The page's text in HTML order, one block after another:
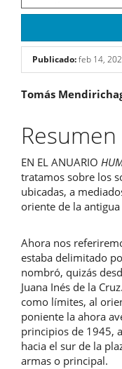
Publicado:feb 14,
principal
del
artículo
Tomás
Resumen
EN EL ANUARIO
tratamos sobre los
ubicadas, a
oriente de la
Ahora nos
estaba delimitado
nombró, quizás
Juana Inés de la
como límites, al
poniente la ahora
principios de 1945,
hacia el sur de la
armas o principal.